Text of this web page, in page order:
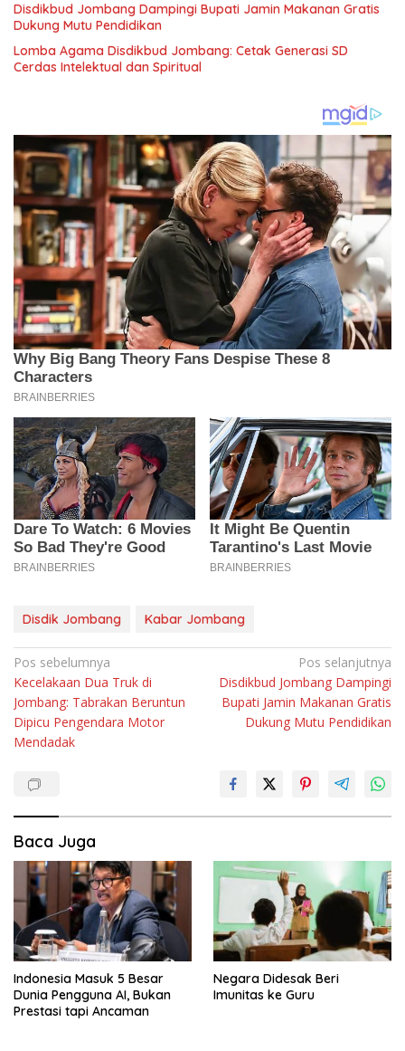
Disdikbud Jombang Dampingi Bupati Jamin Makanan Gratis
Dukung Mutu Pendidikan
Lomba Agama Disdikbud Jombang: Cetak Generasi SD
Cerdas Intelektual dan Spiritual
Disdik Jombang Kabar Jombang
Navigasi
pos
Pos sebelumnya
Kecelakaan Dua Truk di
Jombang: Tabrakan Beruntun
Dipicu Pengendara Motor
Mendadak
Pos selanjutnya
Disdikbud Jombang Dampingi
Bupati Jamin Makanan Gratis
Dukung Mutu Pendidikan
Baca Juga
Indonesia Masuk 5 Besar
Dunia Pengguna AI, Bukan
Prestasi tapi Ancaman
Negara Didesak Beri
Imunitas ke Guru